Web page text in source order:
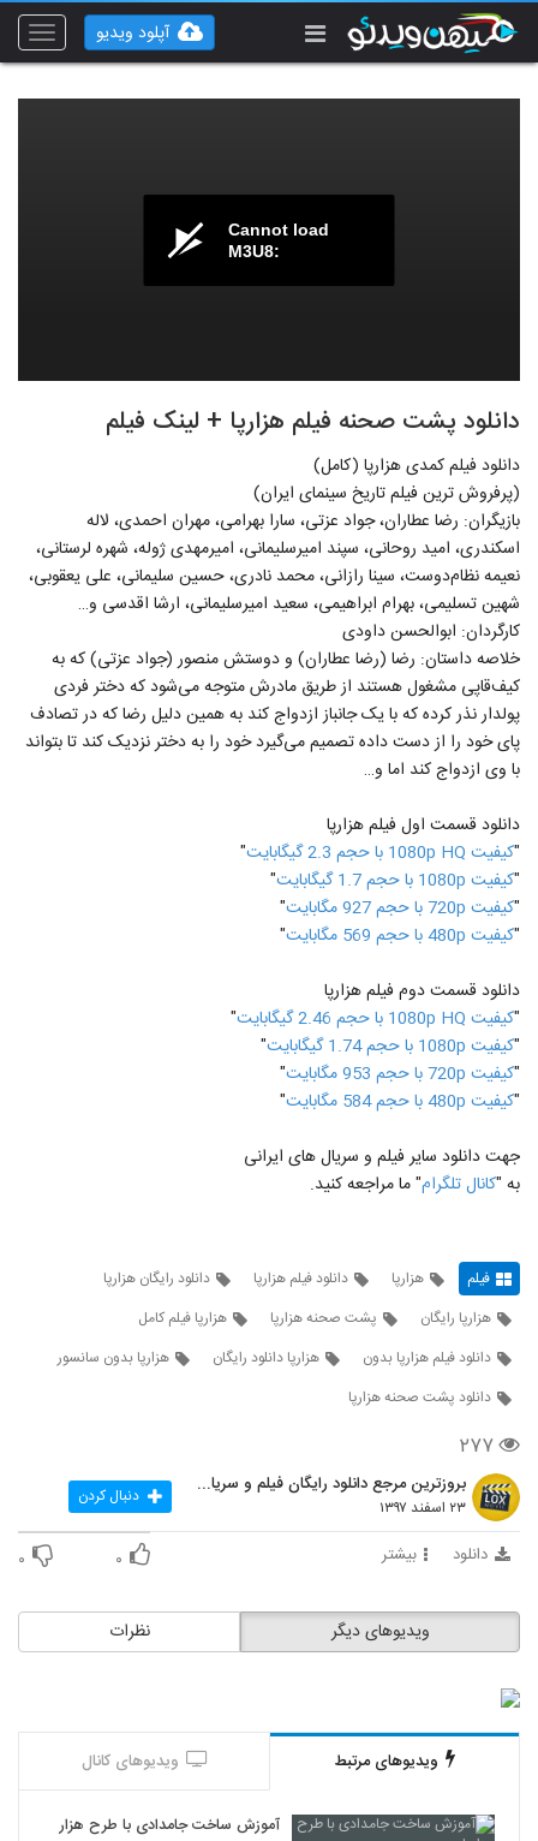
Toggle
آپلود ویدیو
Cannot load
M3U8:
دانلود پشت صحنه فیلم هزارپا + لینک فیلم
دانلود فیلم کمدی هزارپا (کامل)
(پرفروش ترین فیلم تاریخ سینمای ایران)
بازیگران: رضا عطاران، جواد عزتی، سارا بهرامی، مهران احمدی، لاله
اسکندری، امید روحانی، سپند امیرسلیمانی، امیرمهدی ژوله، شهره لرستانی،
نعیمه نظام‌دوست، سینا رازانی، محمد نادری، حسین سلیمانی، علی یعقوبی،
شهین تسلیمی، بهرام ابراهیمی، سعید امیرسلیمانی، ارشا اقدسی و…
کارگردان: ابوالحسن داودی
خلاصه داستان: رضا (رضا عطاران) و دوستش منصور (جواد عزتی) که به
کیف‌قاپی مشغول هستند از طریق مادرش متوجه می‌شود که دختر فردی
پولدار نذر کرده که با یک جانباز ازدواج کند به همین دلیل رضا که در تصادف
پای خود را از دست داده تصمیم می‌گیرد خود را به دختر نزدیک کند تا بتواند
با وی ازدواج کند اما و…
دانلود قسمت اول فیلم هزارپا
"کيفيت 1080p HQ با حجم 2.3 گیگابايت
"
"کيفيت 1080p با حجم 1.7 گیگابايت
"
"کيفيت 720p با حجم 927 مگابايت
"
"کيفيت 480p با حجم 569 مگابايت
"
دانلود قسمت دوم فیلم هزارپا
"کيفيت 1080p HQ با حجم 2.46 گیگابايت
"
"کيفيت 1080p با حجم 1.74 گیگابايت
"
"کيفيت 720p با حجم 953 مگابايت
"
"کيفيت 480p با حجم 584 مگابايت
"
جهت دانلود سایر فیلم و سریال های ایرانی
به "کانال تلگرام" ما مراجعه کنید.
فیلم هزارپا دانلود فیلم هزارپا
دانلود رایگان هزارپا
هزارپا رایگان
پشت صحنه هزارپا
هزارپا فیلم کامل
دانلود فیلم هزارپا بدون
هزارپا دانلود رایگان
هزارپا بدون سانسور
دانلود پشت صحنه هزارپا
۲۷۷
بروزترین مرجع دانلود رایگان فیلم و سریال ایرانی
۲۳ اسفند ۱۳۹۷ دنبال کردن
دانلود بیشتر ۰ ۰
نظرات ویدیوهای دیگر
ویدیوهای مرتبط ویدیوهای کانال
آموزش ساخت جامدادی با طرح هزارپا